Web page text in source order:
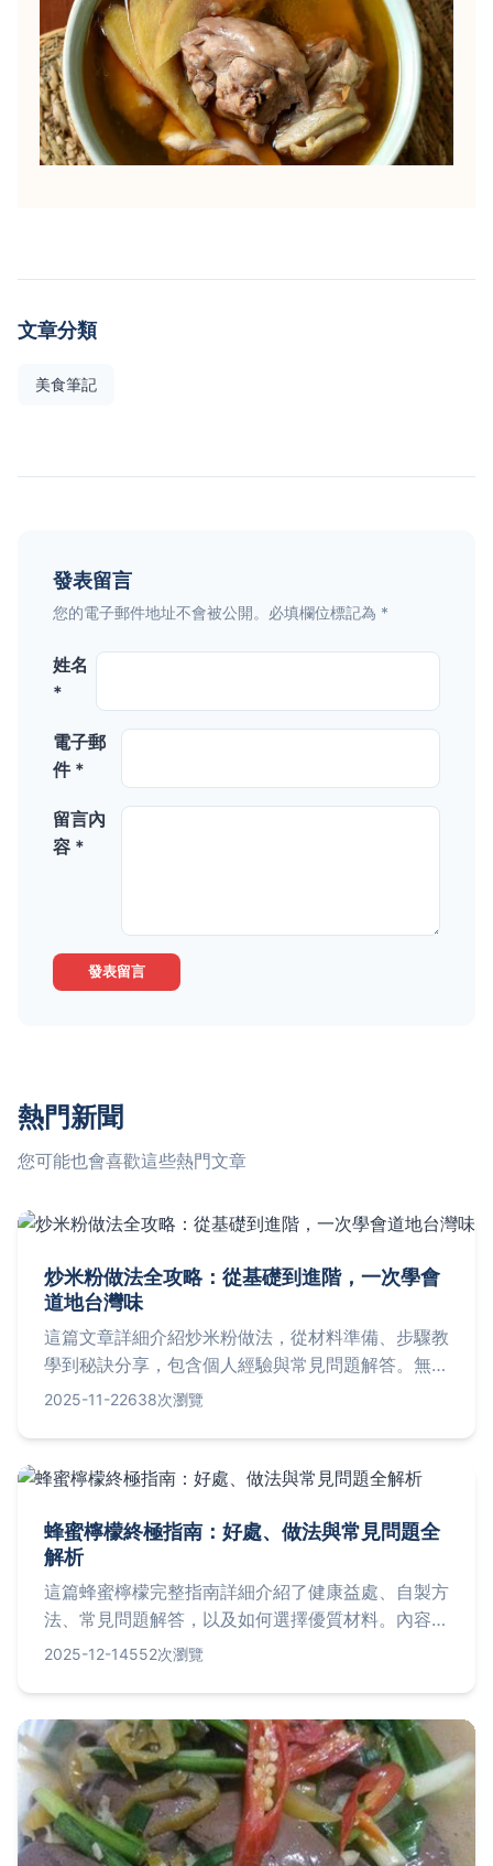
文章分類
美食筆記
發表留言
您的電子郵件地址不會被公開。必填欄位標記為 *
姓名
*
電子郵
件 *
留言內
容 *
發表留言
熱門新聞
您可能也會喜歡這些熱門文章
炒米粉做法全攻略：從基礎到進階，一次學會
道地台灣味
這篇文章詳細介紹炒米粉做法，從材料準備、步驟教
學到秘訣分享，包含個人經驗與常見問題解答。無論
是新手或老手，都能學會如何做出香Q美味的台灣炒
2025-11-22638次瀏覽
蜂蜜檸檬終極指南：好處、做法與常見問題全
解析
這篇蜂蜜檸檬完整指南詳細介紹了健康益處、自製方
法、常見問題解答，以及如何選擇優質材料。內容基
於個人經驗和研究，提供實用表格比較和排行榜，幫
2025-12-14552次瀏覽